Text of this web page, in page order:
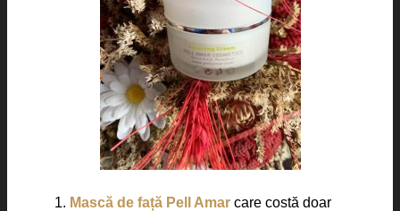
Mască de față Pell Amar care costă doar